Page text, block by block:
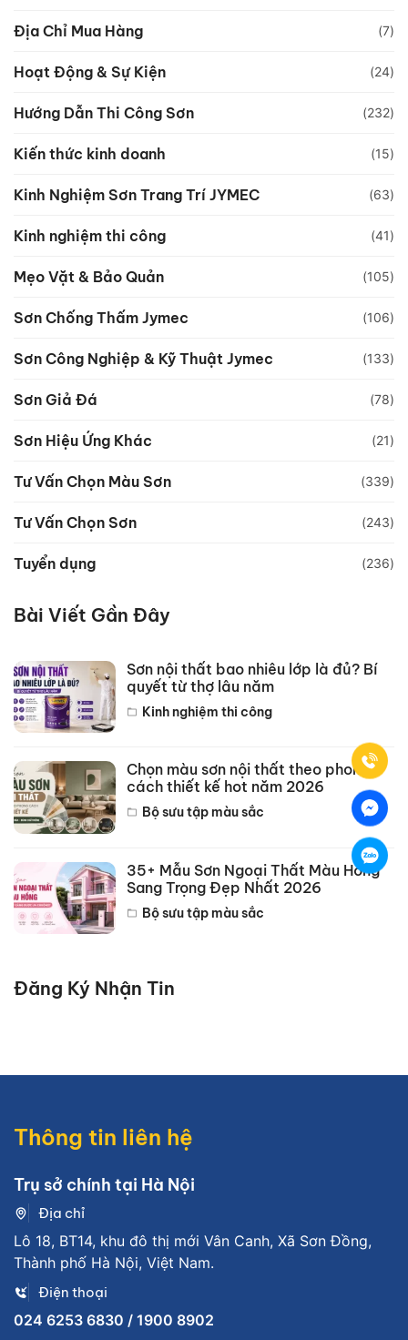
Địa Chỉ Mua Hàng (7)
Hoạt Động & Sự Kiện (24)
Hướng Dẫn Thi Công Sơn (232)
Kiến thức kinh doanh (15)
Kinh Nghiệm Sơn Trang Trí JYMEC (63)
Kinh nghiệm thi công (41)
Mẹo Vặt & Bảo Quản (105)
Sơn Chống Thấm Jymec (106)
Sơn Công Nghiệp & Kỹ Thuật Jymec (133)
Sơn Giả Đá (78)
Sơn Hiệu Ứng Khác (21)
Tư Vấn Chọn Màu Sơn (339)
Tư Vấn Chọn Sơn (243)
Tuyển dụng (236)
Bài Viết Gần Đây
Sơn nội thất bao nhiêu lớp là đủ? Bí
quyết từ thợ lâu năm
Kinh nghiệm thi công
Chọn màu sơn nội thất theo phong
cách thiết kế hot năm 2026
Bộ sưu tập màu sắc
35+ Mẫu Sơn Ngoại Thất Màu Hồng
Sang Trọng Đẹp Nhất 2026
Bộ sưu tập màu sắc
Đăng Ký Nhận Tin
Thông tin liên hệ
Trụ sở chính tại Hà Nội
Địa chỉ
Lô 18, BT14, khu đô thị mới Vân Canh, Xã Sơn Đồng,
Thành phố Hà Nội, Việt Nam.
Điện thoại
024 6253 6830 / 1900 8902